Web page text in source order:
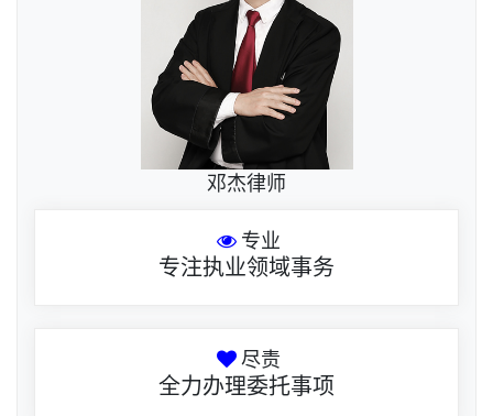
邓杰律师
专业
专注执业领域事务
尽责
全力办理委托事项